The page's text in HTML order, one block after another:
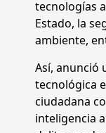
tecnologías
Estado, la
ambiente,
Así, anunció
tecnológica
ciudadana
inteligencia